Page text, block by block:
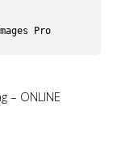
Pro
– ONLINE